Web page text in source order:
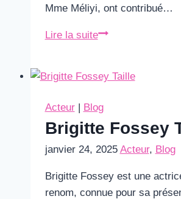
Mme Méliyi, ont contribué…
Lire la suiteMarie-
Origine
Acteur| Blog
Brigitte Fossey
janvier 24, 2025 Acteur, Blog
Brigitte Fossey est une
renom, connue pour sa